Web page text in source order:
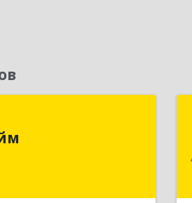
Батурина ул, дом № 32,